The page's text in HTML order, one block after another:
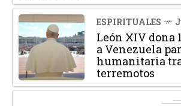
ESPIRITUALES
León XIV dona
a Venezuela
humanitaria
terremotos